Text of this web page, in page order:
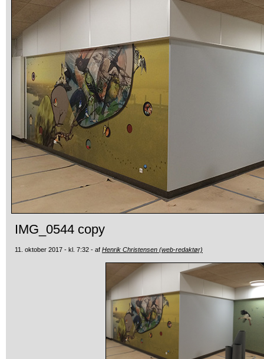
IMG_0544 copy
11. oktober 2017 - kl. 7:32 - af Henrik Christensen (web-redaktør)